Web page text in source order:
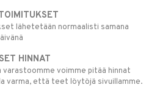
lähetetään normaalisti samana
HINNAT
voimme pitää hinnat
varma, että teet löytöjä sivuillamme.